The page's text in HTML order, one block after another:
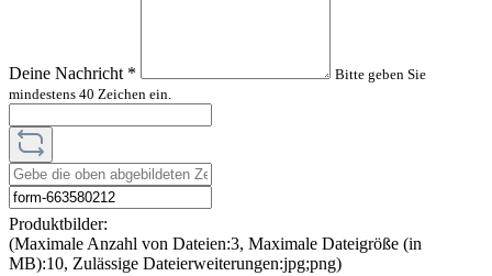
Deine Nachricht *
Bitte geben Sie
mindestens 40 Zeichen ein.
Produktbilder:
(Maximale Anzahl von Dateien:3, Maximale Dateigröße (in
MB):10, Zulässige Dateierweiterungen:jpg;png)